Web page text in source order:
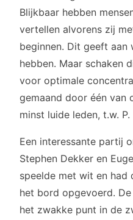
Blijkbaar hebben
vertellen alvorens zij
beginnen. Dit geeft
hebben. Maar schaken
voor optimale
gemaand door één van
minst luide leden, t.w.
Een interessante partij
Stephen Dekker en
speelde met wit en had
het bord opgevoerd.
het zwakke punt in de